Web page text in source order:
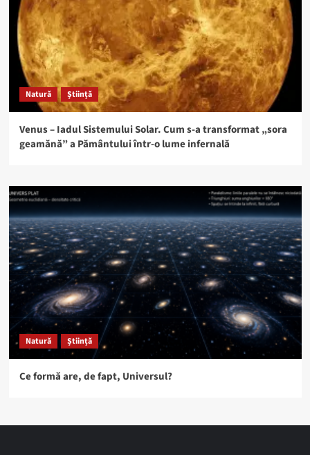
Natură Știință
Venus – Iadul Sistemului Solar. Cum s-a transformat „sora
geamănă” a Pământului într-o lume infernală
Natură Știință
Ce formă are, de fapt, Universul?